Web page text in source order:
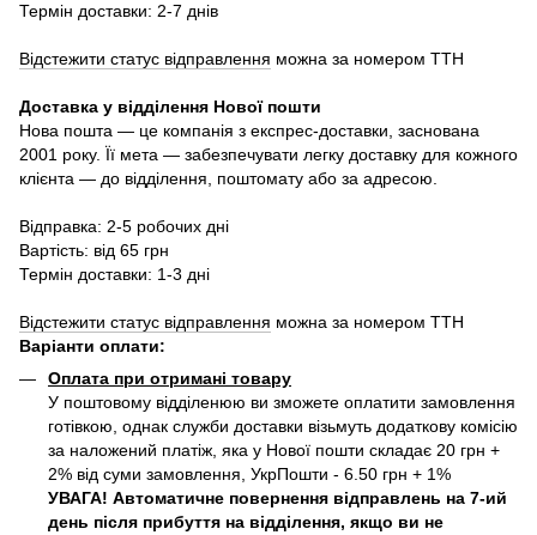
Термін доставки: 2-7 днів
Відстежити статус відправлення можна за номером ТТН
Доставка у відділення Нової пошти
Нова пошта — це компанія з експрес-доставки, заснована
2001 року. Її мета — забезпечувати легку доставку для кожного
клієнта — до відділення, поштомату або за адресою.
Відправка: 2-5 робочих дні
Вартість: від 65 грн
Термін доставки: 1-3 дні
Відстежити статус відправлення можна за номером ТТН
Варіанти оплати:
Оплата при отримані товару
У поштовому відділенюю ви зможете оплатити замовлення
готівкою, однак служби доставки візьмуть додаткову комісію
за наложений платіж, яка у Нової пошти складає 20 грн +
2% від суми замовлення, УкрПошти - 6.50 грн + 1%
УВАГА! Автоматичне повернення відправлень на 7-ий
день після прибуття на відділення, якщо ви не